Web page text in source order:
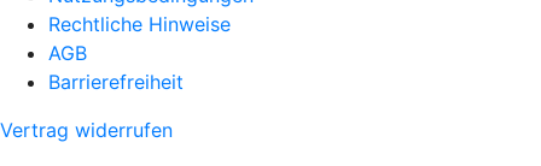
Rechtliche Hinweise
AGB
Barrierefreiheit
Vertrag widerrufen